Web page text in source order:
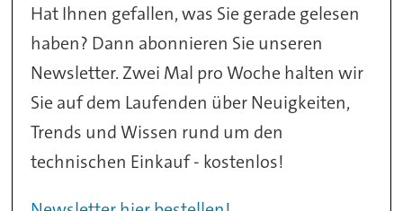
Hat Ihnen gefallen, was Sie gerade gelesen
haben? Dann abonnieren Sie unseren
Newsletter. Zwei Mal pro Woche halten wir
Sie auf dem Laufenden über Neuigkeiten,
Trends und Wissen rund um den
technischen Einkauf - kostenlos!